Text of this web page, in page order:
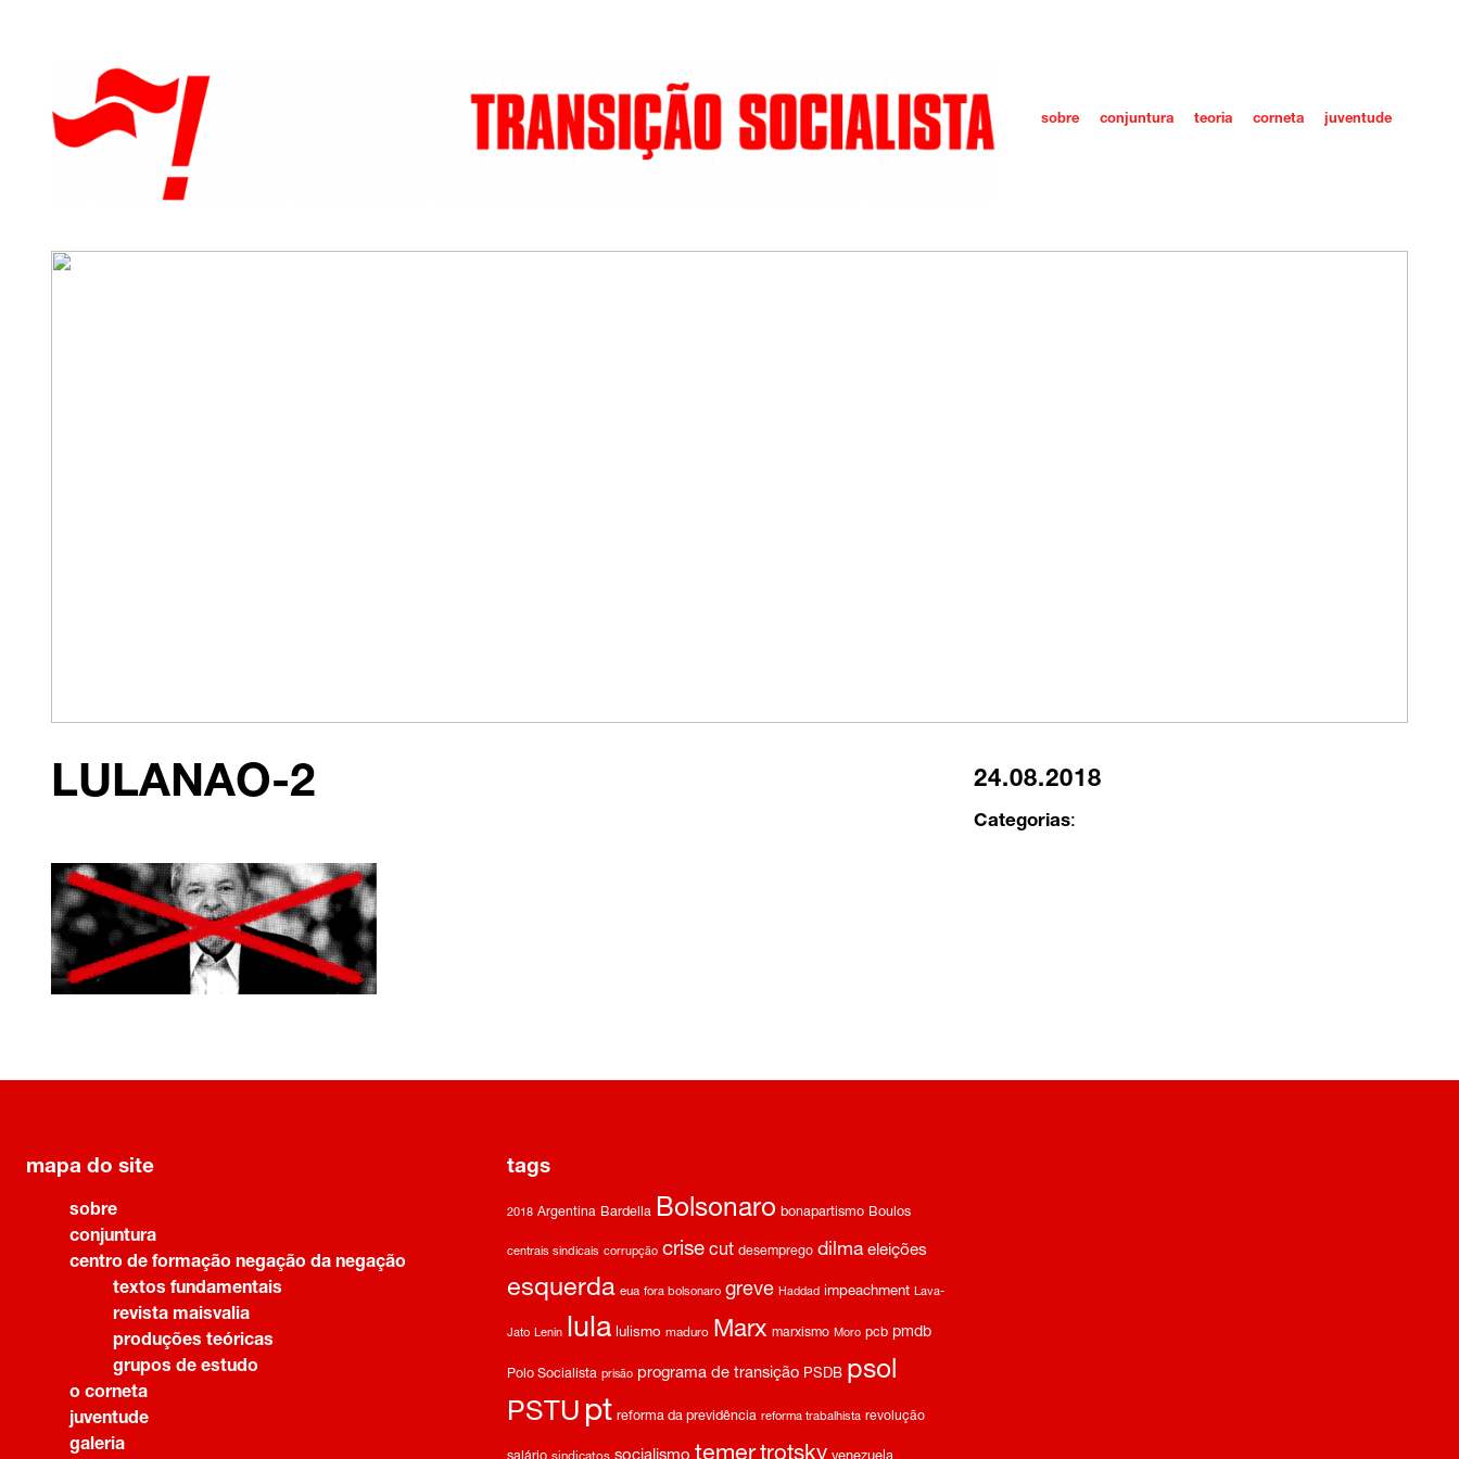
sobre conjuntura teoria corneta juventude
LULANAO-2 24.08.2018
Categorias:
mapa do site
sobre
conjuntura
centro de formação negação da negação
textos fundamentais
revista maisvalia
produções teóricas
grupos de estudo
o corneta
juventude
galeria
tags
2018 Argentina Bardella Bolsonaro bonapartismo Boulos
centrais sindicais corrupção crise cut desemprego dilma eleições
esquerda eua fora bolsonaro greve Haddad impeachment Lava-
Jato Lenin lula lulismo maduro Marx marxismo Moro pcb pmdb
Polo Socialista prisão programa de transição PSDB psol
PSTU pt reforma da previdência reforma trabalhista revolução